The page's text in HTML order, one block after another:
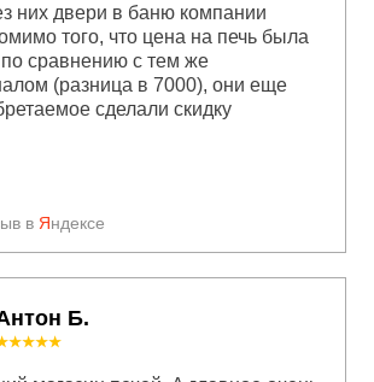
Б.
в Яндексе
них двери в баню компании
того, что цена на печь была
по сравнению с тем же
(разница в 7000), они еще
сделали скидку